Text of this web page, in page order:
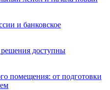
и банковское
доступны
помещения: от подготовки